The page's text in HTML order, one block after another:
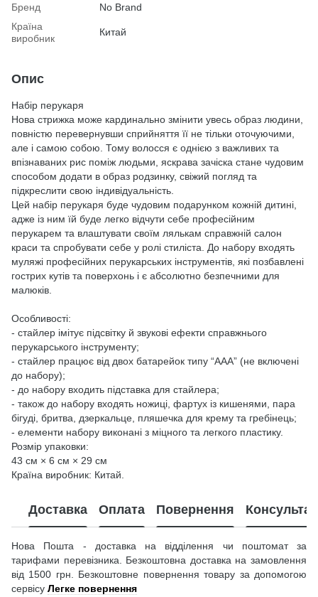
Бренд
No Brand
Країна
виробник
Китай
Опис
Набір перукаря
Нова стрижка може кардинально змінити увесь образ людини,
повністю перевернувши сприйняття її не тільки оточуючими,
але і самою собою. Тому волосся є однією з важливих та
впізнаваних рис поміж людьми, яскрава зачіска стане чудовим
способом додати в образ родзинку, свіжий погляд та
підкреслити свою індивідуальність.
Цей набір перукаря буде чудовим подарунком кожній дитині,
адже із ним їй буде легко відчути себе професійним
перукарем та влаштувати своїм лялькам справжній салон
краси та спробувати себе у ролі стиліста. До набору входять
муляжі професійних перукарських інструментів, які позбавлені
гострих кутів та поверхонь і є абсолютно безпечними для
малюків.
Особливості:
- стайлер імітує підсвітку й звукові ефекти справжнього
перукарського інструменту;
- стайлер працює від двох батарейок типу “ААА” (не включені
до набору);
- до набору входить підставка для стайлера;
- також до набору входять ножиці, фартух із кишенями, пара
бігуді, бритва, дзеркальце, пляшечка для крему та гребінець;
- елементи набору виконані з міцного та легкого пластику.
Розмір упаковки:
43 см × 6 см × 29 см
Країна виробник: Китай.
Доставка Оплата Повернення
Нова Пошта - доставка на відділення чи поштомат за
тарифами перевізника. Безкоштовна доставка на замовлення
від 1500 грн. Безкоштовне повернення товару за допомогою
сервісу Легке повернення